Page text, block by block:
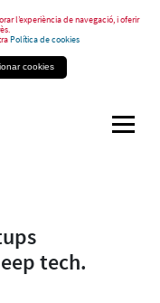
l’experiència de navegació, i oferir
Política de cookies
cookies
tech.